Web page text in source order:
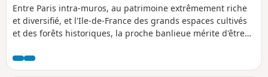
Entre Paris intra-muros, au patrimoine extrêmement riche
et diversifié, et l'Ile-de-France des grands espaces cultivés
et des forêts historiques, la proche banlieue mérite d'être
fortement urbanisé. C'est ce que propose ce circuit en 24
étapes toutes accessibles par les transports en commun.